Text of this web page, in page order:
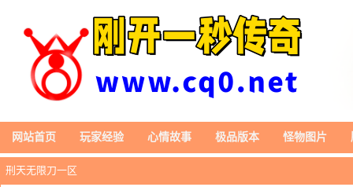
网站首页 玩家经验 心情故事 极品版本 怪物图片
刑天无限刀一区